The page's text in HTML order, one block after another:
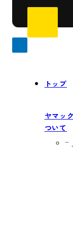
トップ
ヤマッ
ついて